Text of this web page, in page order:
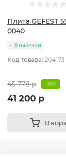
Плита GEFEST
0040
В наличии
Код товара: 204173
45 778 р -10%
41 200 р
В